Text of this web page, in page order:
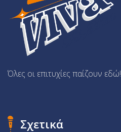
Όλες οι επιτυχίες παίζουν εδώ!
Σχετικά